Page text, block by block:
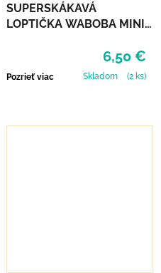
SUPERSKÁKAVÁ
LOPTIČKA WABOBA MINI
6,50 €
Pozrieť viac Skladom (2 ks)